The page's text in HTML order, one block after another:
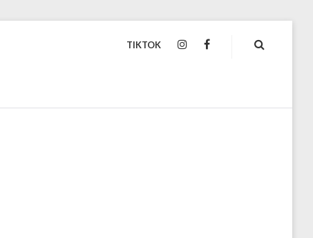
TIKTOK INSTAGRAMFACEBOOK